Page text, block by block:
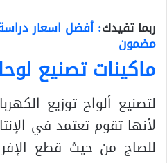
ربما تفيدك: أفضل اسعار
مضمون
ماكينات تصنيع
لتصنيع ألواح توزيع
لأنها تقوم تعتمد في
للصاج من حيث قطع